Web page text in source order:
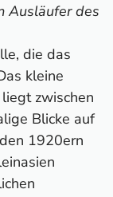
Ausläufer des
die das
kleine
zwischen
Blicke auf
1920ern